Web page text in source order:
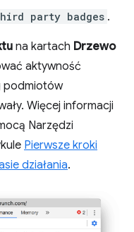
party badges .
na kartach Drzewo
aktywność
podmiotów
Więcej informacji
Narzędzi
Pierwsze kroki
działania.